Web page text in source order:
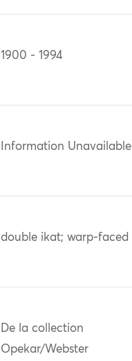
1900 - 1994
Information Unavailable
double ikat; warp-faced
De la collection
Opekar/Webster